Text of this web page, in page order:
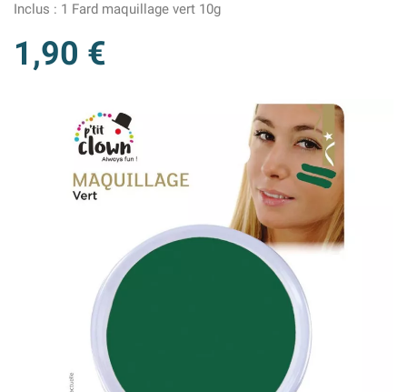
Inclus : 1 Fard maquillage vert 10g
1,90 €